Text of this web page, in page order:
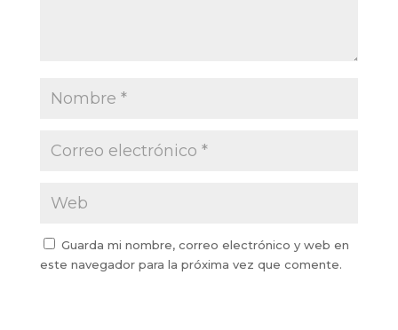
Guarda mi nombre, correo electrónico y web en
este navegador para la próxima vez que comente.